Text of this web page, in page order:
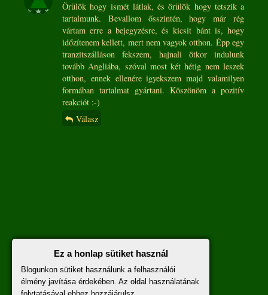
Örülök hogy ismét látlak, és örülök hogy tetszik a
tartalmunk. Bevallom ősszintén, hogy már rég
vártam erre a bejegyzésre, és kicsit bánt is, hogy
időzítenem kellett, mert nem vagyok otthon. Épp egy
tranzitszálláson fekszem, hajnali ötkor indulunk
tovább Angliába, szóval most két hétig nem leszek
otthon, ennek ellenére igyekszem majd valamilyen
formában tartalmat gyártani. Köszönöm a pozitív
reakciót :-)
Válasz
Ez a honlap sütiket használ
Blogunkon sütiket használunk a felhasználói
élmény javítása érdekében. Az oldal használatának